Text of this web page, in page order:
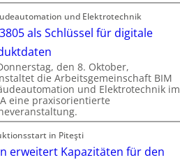
und Elektrotechnik
als Schlüssel für digitale
den 8. Oktober,
die Arbeitsgemeinschaft BIM
und Elektrotechnik im
eine praxisorientierte
in Piteşti
erweitert Kapazitäten für den